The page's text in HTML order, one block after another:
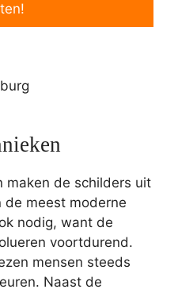
maken de schilders uit
de meest moderne
nodig, want de
voortdurend.
mensen steeds
Naast de